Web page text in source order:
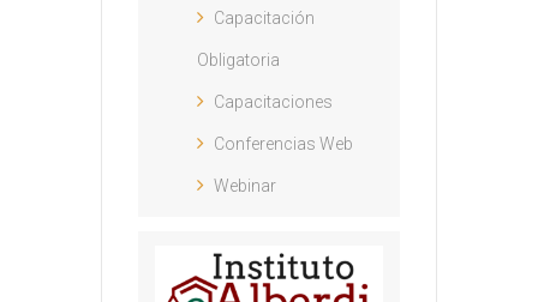
Capacitación
Obligatoria
Capacitaciones
Conferencias Web
Webinar